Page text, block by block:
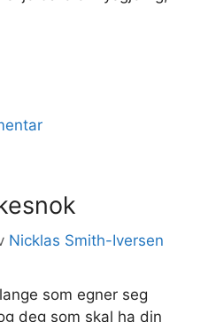
Nicklas Smith-Iversen
som egner seg
deg som skal ha din